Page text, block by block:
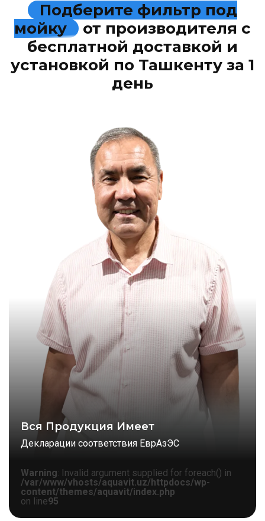
Подберите фильтр под
мойку
от производителя с
бесплатной доставкой и
установкой по Ташкенту за 1
день
Вся Продукция Имеет
Декларации соответствия ЕврАзЭС
Warning: Invalid argument supplied for foreach() in
/var/www/vhosts/aquavit.uz/httpdocs/wp-
content/themes/aquavit/index.php
on line95